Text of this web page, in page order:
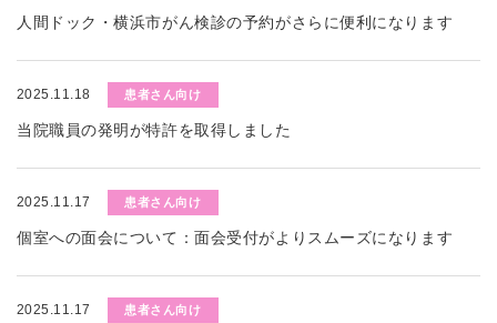
人間ドック・横浜市がん検診の予約がさらに便利になります
2025.11.18 患者さん向け
当院職員の発明が特許を取得しました
2025.11.17 患者さん向け
個室への面会について：面会受付がよりスムーズになります
2025.11.17 患者さん向け